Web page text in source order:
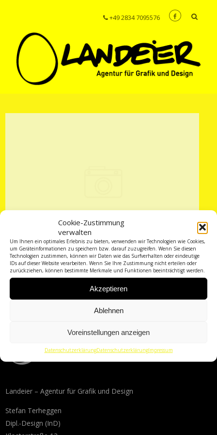
Cookie-Zustimmung
verwalten
Um Ihnen ein optimales Erlebnis zu bieten, verwenden wir Technologien wie Cookies,
um Geräteinformationen zu speichern bzw. darauf zuzugreifen. Wenn Sie diesen
Technologien zustimmen, können wir Daten wie das Surfverhalten oder eindeutige
IDs auf dieser Website verarbeiten. Wenn Sie Ihre Zustimmung nicht erteilen oder
zurückziehen, können bestimmte Merkmale und Funktionen beeinträchtigt werden.
Akzeptieren
Ablehnen
Voreinstellungen anzeigen
DatenschutzerklärungDatenschutzerklärungImpressum
+49 2834 7095576
Landeier – Agentur für Grafik und Design
Stefan Terheggen
Dipl.-Design (InD)